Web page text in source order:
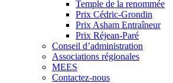
Temple de la renommée
Prix Cédric-Grondin
Prix Asham Entraîneur
Prix Réjean-Paré
Conseil d’administration
Associations régionales
MEES
Contactez-nous